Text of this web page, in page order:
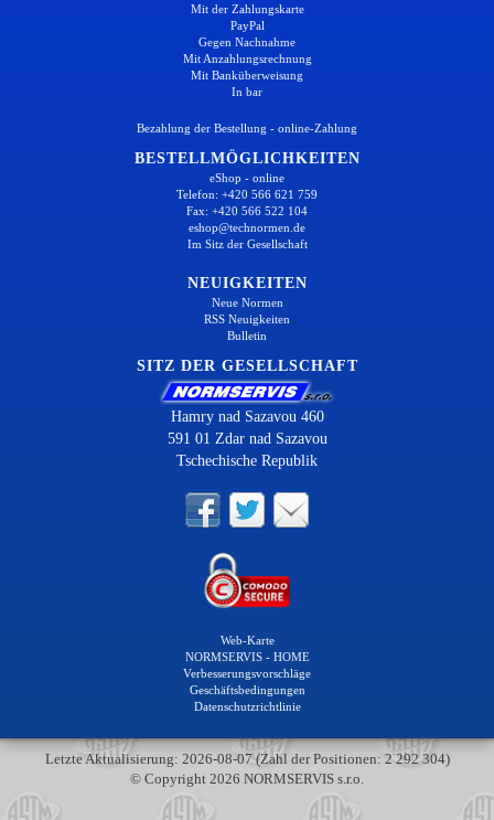
Mit der Zahlungskarte
PayPal
Gegen Nachnahme
Mit Anzahlungsrechnung
Mit Banküberweisung
In bar
Bezahlung der Bestellung - online-Zahlung
BESTELLMÖGLICHKEITEN
eShop - online
Telefon: +420 566 621 759
Fax: +420 566 522 104
eshop@technormen.de
Im Sitz der Gesellschaft
NEUIGKEITEN
Neue Normen
RSS Neuigkeiten
Bulletin
SITZ DER GESELLSCHAFT
Hamry nad Sazavou 460
591 01 Zdar nad Sazavou
Tschechische Republik
Web-Karte
NORMSERVIS - HOME
Verbesserungsvorschläge
Geschäftsbedingungen
Datenschutzrichtlinie
Letzte Aktualisierung: 2026-08-07 (Zahl der Positionen: 2 292 304)
© Copyright 2026 NORMSERVIS s.r.o.